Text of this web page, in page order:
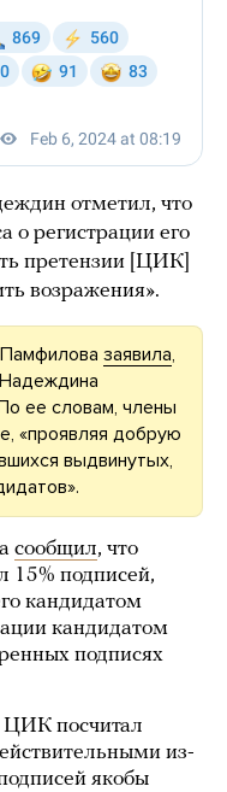
отметил, что
о регистрации его
претензии [ЦИК]
возражения».
заявила,
ее словам, члены
«проявляя добрую
выдвинутых,
сообщил, что
15% подписей,
кандидатом
кандидатом
подписях
посчитал
из-
якобы